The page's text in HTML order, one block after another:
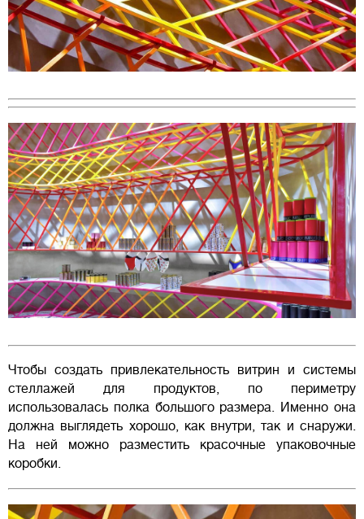
Чтобы создать привлекательность витрин и системы
стеллажей для продуктов, по периметру
использовалась полка большого размера. Именно она
должна выглядеть хорошо, как внутри, так и снаружи.
На ней можно разместить красочные упаковочные
коробки.